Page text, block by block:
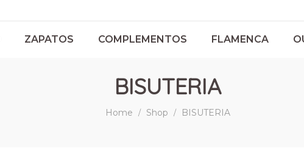
ZAPATOS COMPLEMENTOS FLAMENCA
BISUTERIA
Home / Shop / BISUTERIA